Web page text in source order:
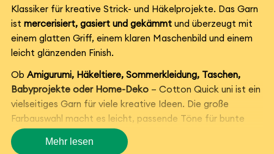
Klassiker für kreative Strick- und Häkelprojekte. Das Garn
ist mercerisiert, gasiert und gekämmt und überzeugt mit
einem glatten Griff, einem klaren Maschenbild und einem
leicht glänzenden Finish.
Ob Amigurumi, Häkeltiere, Sommerkleidung, Taschen,
Babyprojekte oder Home-Deko – Cotton Quick uni ist ein
vielseitiges Garn für viele kreative Ideen. Die große
Farbauswahl macht es leicht, passende Töne für bunte
Figuren, schöne Farbkombinationen oder schlichte
Lieblingsstücke zu finden.
Mehr lesen